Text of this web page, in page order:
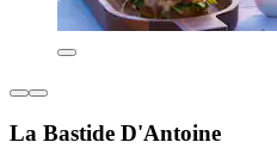
La Bastide D'Antoine